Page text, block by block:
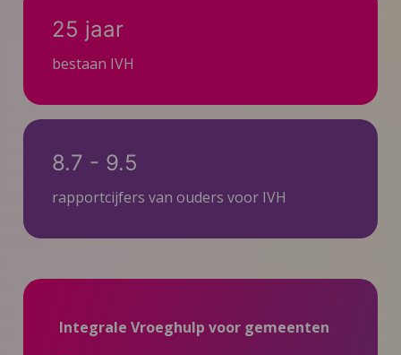
25 jaar
bestaan IVH
8.7 - 9.5
rapportcijfers van ouders voor IVH
Integrale Vroeghulp voor gemeenten